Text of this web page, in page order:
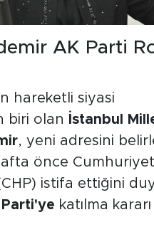
AK Parti
hareketli siyasi
biri olan
İstanbul
, yeni adresini
önce
istifa ettiğini
katılma kararı